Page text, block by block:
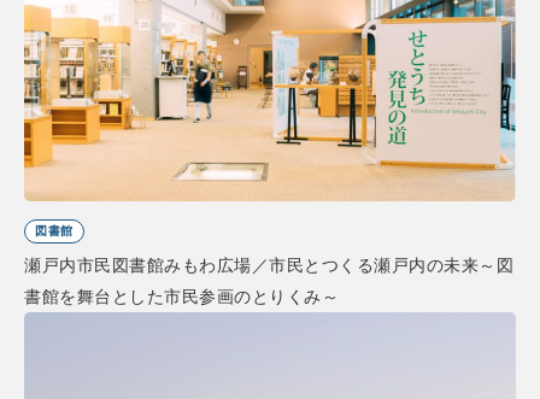
図書館
瀬戸内市民図書館みもわ広場／市民とつくる瀬戸内の未来～図
書館を舞台とした市民参画のとりくみ～